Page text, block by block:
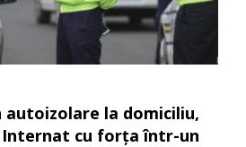
la domiciliu,
Internat cu forţa într-un